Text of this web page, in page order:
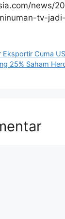
news/
tv-
Cuma
25% Saham